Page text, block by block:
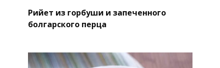
Рийет из горбуши и запеченного
болгарского перца